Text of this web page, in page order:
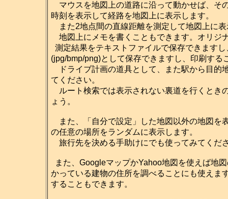
マウスを地図上の道路に沿って動かせば、そ
時刻を表示して経路を地図上に表示します。
また2地点間の直線距離を測定して地図上に
地図上にメモを書くこともできます。オリジ
測定結果をテキストファイルで保存できます
(jpg/bmp/png)として保存できますし、印刷する
ドライブ計画の道具として、また駅から目的
てください。
ルート検索では表示されない裏道を行くとき
ょう。
また、「自分で設定」した地図以外の地図を
の任意の場所をランダムに表示します。
旅行先を決める手助けにでも使ってみてくだ
また、GoogleマップかYahoo地図を使えば地
かっている建物の住所を調べることにも使えま
することもできます。